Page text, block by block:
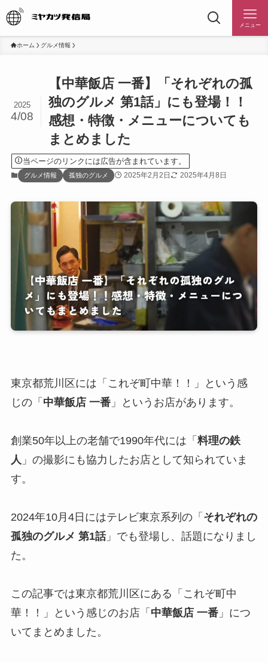
メニュー
ホーム グルメ情報
【中華飯店 一番】「それぞれの孤
独のグルメ 第1話」にも登場！！
感想・特徴・メニューについても
まとめました
2025
4/08
当ページのリンクには広告が含まれています。
グルメ情報 孤独のグルメ 2025年2月2日 2025年4月8日
東京都荒川区には「これぞ町中華！！」という感
じの「 中華飯店 一番」というお店があります。
創業50年以上の老舗で1990年代には「 料理の鉄
人 」の撮影にも協力したお店として知られていま
す。
2024年10月4日にはテレビ東京系列の「 それぞれの
孤独のグルメ 第1話」でも登場し、話題になりまし
た。
この記事では東京都荒川区にある「これぞ町中
華！！」という感じのお店「 中華飯店 一番」につ
いてまとめました。